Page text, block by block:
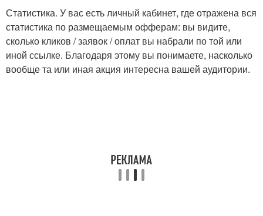
Статистика. У вас есть личный кабинет, где отражена вся
статистика по размещаемым офферам: вы видите,
сколько кликов / заявок / оплат вы набрали по той или
иной ссылке. Благодаря этому вы понимаете, насколько
вообще та или иная акция интересна вашей аудитории.